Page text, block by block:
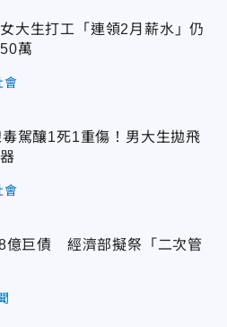
大生打工「連領2月薪水」仍
萬
會
駕釀1死1重傷！男大生拋飛
會
億巨債 經濟部擬祭「二次管